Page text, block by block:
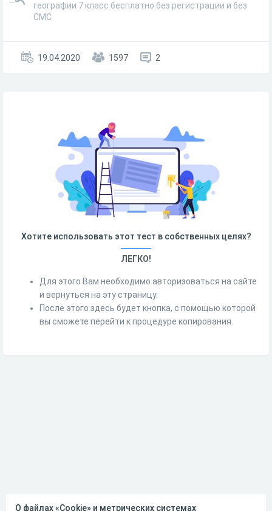
географии 7 класс бесплатно без регистрации и без
СМС
19.04.2020 1597 2
Хотите использовать этот тест в собственных целях?
ЛЕГКО!
Для этого Вам необходимо авторизоваться на сайте
и вернуться на эту страницу.
После этого здесь будет кнопка, с помощью которой
вы сможете перейти к процедуре копирования.
О файлах «Cookie» и метрических системах